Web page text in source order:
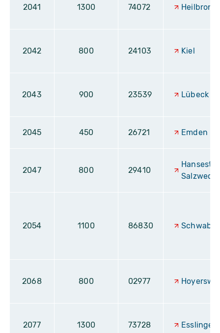
2041 1300 74072 Heilbronn
2042 800 24103 Kiel
2043 900 23539 Lübeck
2045 450 26721 Emden
2047 800 29410
Salzwedel
2054 1100 86830
2068 800 02977
2077 1300 73728 Esslingen